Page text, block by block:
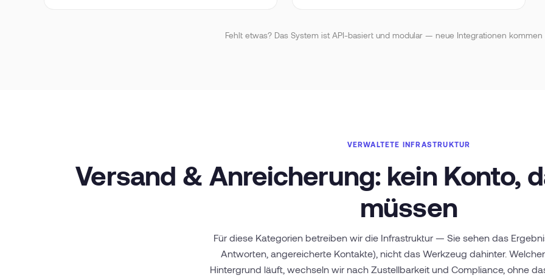
Fehlt etwas? Das System ist API-basiert und modular — neue Integrationen kommen
VERWALTETE INFRASTRUKTUR
Versand & Anreicherung: kein Konto,
müssen
Für diese Kategorien betreiben wir die Infrastruktur — Sie sehen das
Antworten, angereicherte Kontakte), nicht das Werkzeug dahinter.
Hintergrund läuft, wechseln wir nach Zustellbarkeit und Compliance, ohne